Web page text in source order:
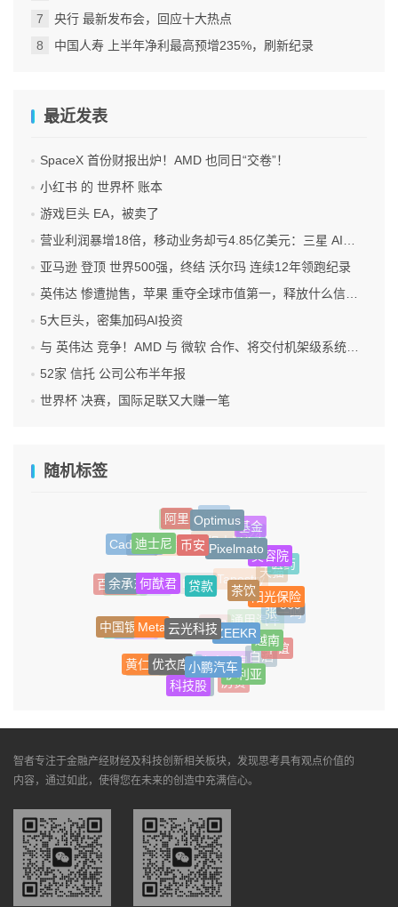
央行 最新发布会，回应十大热点
中国人寿 上半年净利最高预增235%，刷新纪录
最近发表
SpaceX 首份财报出炉！AMD 也同日“交卷”！
小红书 的 世界杯 账本
游戏巨头 EA，被卖了
营业利润暴增18倍，移动业务却亏4.85亿美元：三星 AI红利的另一面
亚马逊 登顶 世界500强，终结 沃尔玛 连续12年领跑纪录
英伟达 惨遭抛售，苹果 重夺全球市值第一，释放什么信号？
5大巨头，密集加码AI投资
与 英伟达 竞争！AMD 与 微软 合作、将交付机架级系统Helios
52家 信托 公司公布半年报
世界杯 决赛，国际足联又大赚一笔
随机标签
车企
红旗
阿里 Optimus
基金
S24
摩根大通
前置仓
耐克
Cadence
迪士尼 币安 Pixelmato
美容院
医药
天猫
Tapestry
Esprit
芯片
新能源
百岁山
余承东何猷君 贷款 茶饮
阳光保险
360
张一鸣
通用汽车
辛巴
AMD
马化腾
助贷
中国银行Meta云光科技ZEEKR
越南
华谊
白酒
农夫山泉
英特尔
iPhone
黄仁勋优衣库小鹏汽车
伊利亚
房贷
周受资
科技股
智者专注于金融产经财经及科技创新相关板块，发现思考具有观点价值的
内容，通过如此，使得您在未来的创造中充满信心。